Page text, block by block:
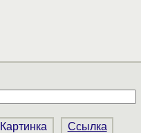
Картинка Ссылка